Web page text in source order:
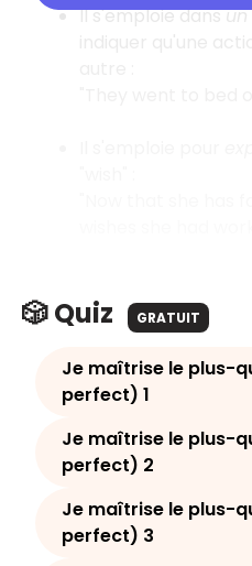
Il s'emploie dans
🎲 Quiz GRATUIT
Je maîtrise le plus-
perfect) 1
Je maîtrise le plus-
perfect) 2
Je maîtrise le plus-
perfect) 3